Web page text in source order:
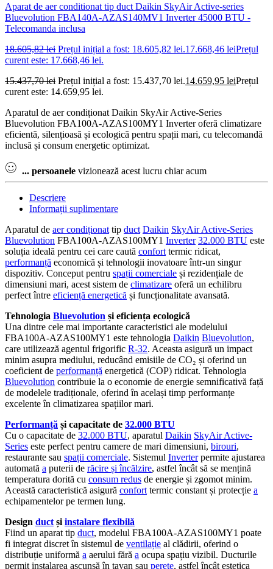
Aparat de aer conditionat tip duct Daikin SkyAir Active-series
Bluevolution FBA140A-AZAS140MV1 Inverter 45000 BTU -
Telecomanda inclusa
18.605,82lei Prețul inițial a fost: 18.605,82 lei.17.668,46 leiPrețul
curent este: 17.668,46 lei.
15.437,70lei Prețul inițial a fost: 15.437,70 lei.14.659,95 leiPrețul
curent este: 14.659,95 lei.
Aparatul de aer condiționat Daikin SkyAir Active-Series
Bluevolution FBA100A-AZAS100MY1 Inverter oferă climatizare
eficientă, silențioasă și ecologică pentru spații mari, cu telecomandă
inclusă și consum energetic optimizat.
... persoanele vizionează acest lucru chiar acum
Descriere
Informații suplimentare
Aparatul de aer condiționat tip duct Daikin SkyAir Active-Series
Bluevolution FBA100A-AZAS100MY1 Inverter 32.000 BTU este
soluția ideală pentru cei care caută confort termic ridicat,
performanță economică și tehnologii inovatoare într-un singur
dispozitiv. Conceput pentru spații comerciale și rezidențiale de
dimensiuni mari, acest sistem de climatizare oferă un echilibru
perfect între eficiență energetică și funcționalitate avansată.
Tehnologia Bluevolution și eficiența ecologică
Una dintre cele mai importante caracteristici ale modelului
FBA100A-AZAS100MY1 este tehnologia Daikin Bluevolution,
care utilizează agentul frigorific R-32. Aceasta asigură un impact
minim asupra mediului, reducând emisiile de CO₂ și oferind un
coeficient de performanță energetică (COP) ridicat. Tehnologia
Bluevolution contribuie la o economie de energie semnificativă față
de modelele tradiționale, oferind în același timp performanțe
excelente în climatizarea spațiilor mari.
Performanță și capacitate de 32.000 BTU
Cu o capacitate de 32.000 BTU, aparatul Daikin SkyAir Active-
Series este perfect pentru camere de mari dimensiuni, birouri,
restaurante sau spații comerciale. Sistemul Inverterpermite ajustarea
automată a puterii de răcire și încălzire, astfel încât să se mențină
temperatura dorită cu consum redus de energie și zgomot minim.
Această caracteristică asigură confort termic constant și protecție a
echipamentelor pe termen lung.
Design duct și instalare flexibilă
Fiind un aparat tip duct, modelul FBA100A-AZAS100MY1 poate
fi integrat discret în sistemul de ventilație al clădirii, oferind o
distribuție uniformă a aerului fără a ocupa spațiu vizibil. Ducturile
permit instalarea ascunsă în tavan sau perete, astfel încât estetica